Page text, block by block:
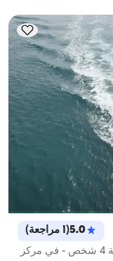
5.0
(
1 مراجعة)
يخت بمحرك بطول 14 متر - 2 كابينات - سعة 4 شخص - في مركز